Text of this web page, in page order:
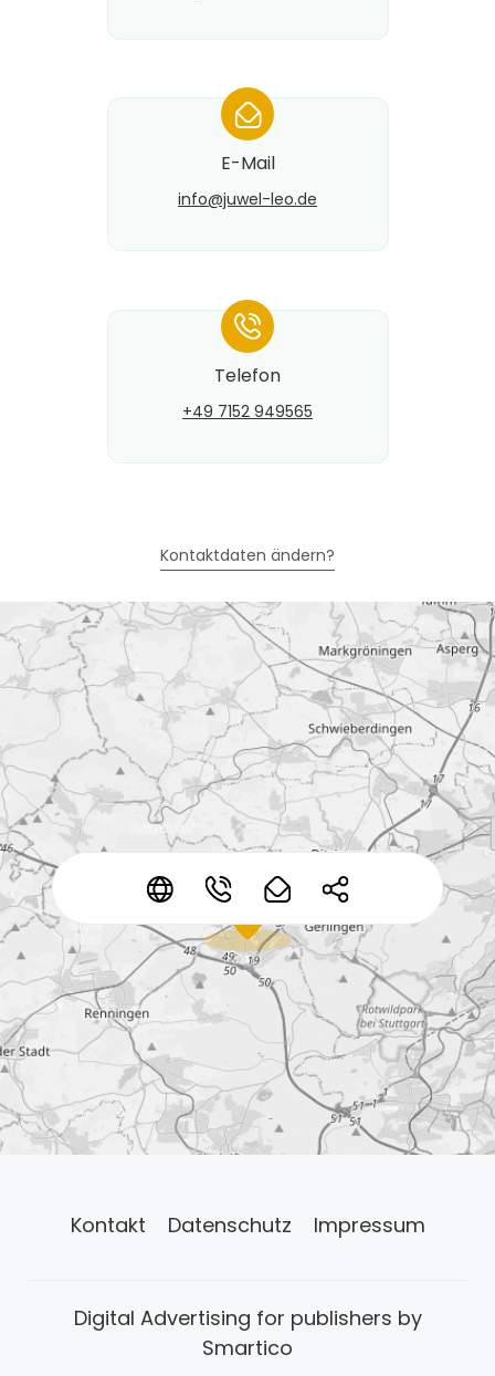
* * * *
*
E-Mail
info@​juwel-leo.de
*
Telefon
+49 7152 949565
Kontaktdaten ändern?
Kontakt Datenschutz Impressum
Digital Advertising for publishers by
Smartico